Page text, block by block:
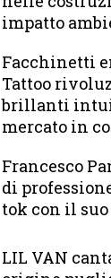
impatto
Facchinetti
Tattoo
brillanti
mercato in
Francesco
di
tok con il suo
LIL VAN